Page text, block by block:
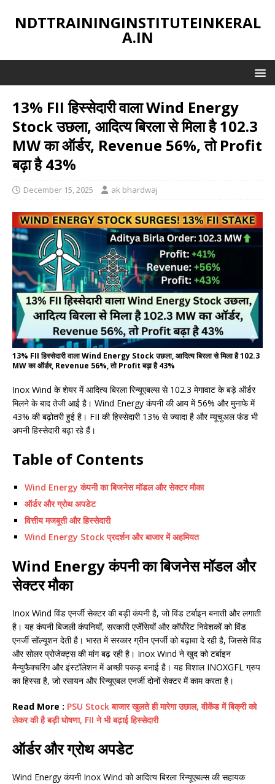
NDTTRAININGINSTITUTEINKERAL
A.IN
13% FII हिस्सेदारी वाला Wind Energy
Stock उछला, आदित्य बिरला से मिला है 102.3
MW का ऑर्डर, Revenue 56%, तो Profit
बढ़ा है 43%
December 15, 2025 ak bhardwaj
13% FII हिस्सेदारी वाला Wind Energy Stock उछला, आदित्य बिरला से मिला है 102.3
MW का ऑर्डर, Revenue 56%, तो Profit बढ़ा है 43%
Inox Wind के शेयर में आदित्य बिरला रिन्यूएबल्स से 102.3 मेगावाट के बड़े ऑर्डर
मिलने के बाद तेजी आई है। Wind Energy कंपनी की आय में 56% और मुनाफे में
43% की बढ़ोतरी हुई है। FII की हिस्सेदारी 13% से ज्यादा है और म्यूचुअल फंड भी
अपनी हिस्सेदारी बढ़ा रहे हैं।
Table of Contents
Wind Energy कंपनी का बिजनेस मॉडल और सेक्टर मौका
ऑर्डर और ग्रोथ अपडेट
वित्तीय मजबूती और हिस्सेदारी
Wind Energy Stock प्रदर्शन और बाजार में अहमियत
Wind Energy कंपनी का बिजनेस मॉडल और
सेक्टर मौका
Inox Wind विंड एनर्जी सेक्टर की बड़ी कंपनी है, जो विंड टर्बाइन बनाती और लगाती
है। यह कंपनी बिजली कंपनियों, सरकारी एजेंसियों और कॉर्पोरेट निवेशकों को विंड
एनर्जी सॉल्यूशन देती है। भारत में सरकार ग्रीन एनर्जी को बढ़ावा दे रही है, जिससे विंड
और सोलर प्रोजेक्ट्स की मांग बढ़ रही है। Inox Wind ने खुद को टर्बाइन
मैन्युफैक्चरिंग और इंस्टॉलेशन में अच्छी पकड़ बनाई है। यह विशाल INOXGFL ग्रुप
का हिस्सा है, जो रसायन और रिन्यूएबल एनर्जी दोनों सेक्टर में काम करता है।
Read More : PSU Stock बाजार खुलते ही मारेगा उछाल, वीकेंड में बिक्री को
लेकर की है बड़ी घोषणा, FII ने भी बढ़ाई हिस्सेदारी
ऑर्डर और ग्रोथ अपडेट
Wind Energy कंपनी Inox Wind को आदित्य बिरला रिन्यूएबल्स की सहायक